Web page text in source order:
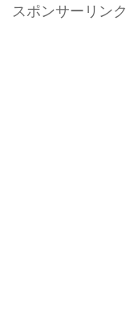
スポンサーリンク